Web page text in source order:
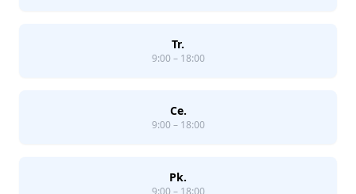
Tr.
9:00 – 18:00
Ce.
9:00 – 18:00
Pk.